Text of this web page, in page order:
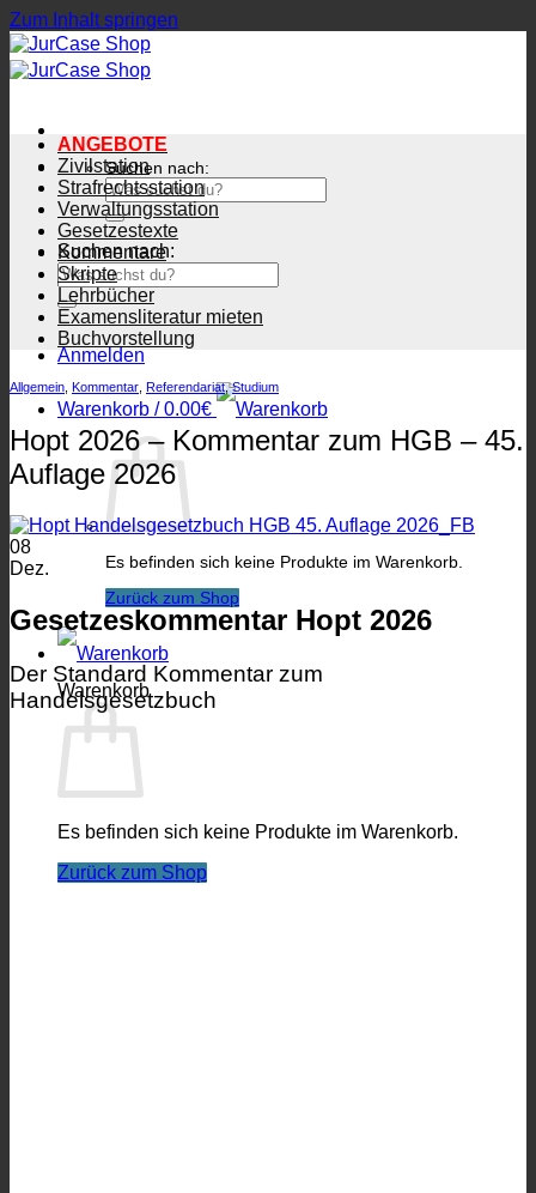
Zum Inhalt springen
Suchen nach:
Suchen nach:
Anmelden
Warenkorb /0.00€
Es befinden sich keine Produkte im Warenkorb.
Zurück zum Shop
Warenkorb
Es befinden sich keine Produkte im Warenkorb.
Zurück zum Shop
ANGEBOTE
Zivilstation
Strafrechtsstation
Verwaltungsstation
Gesetzestexte
Kommentare
Skripte
Lehrbücher
Examensliteratur mieten
Buchvorstellung
Allgemein Kommentar Referendariat,Studium
Hopt 2026 – Kommentar zum HGB – 45.
Auflage 2026
08
Dez.
Gesetzeskommentar Hopt 2026
Der Standard Kommentar zum
Handelsgesetzbuch